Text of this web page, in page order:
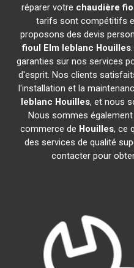
réparer votre chaudière
tarifs sont compétitifs
proposons des devis
fioul Elm leblanc Houilles
garanties sur nos services
d'esprit. Nos clients
l'installation et la
leblanc Houilles, et nous
Nous sommes
commerce de Houilles, ce
des services de qualité
contacter pour